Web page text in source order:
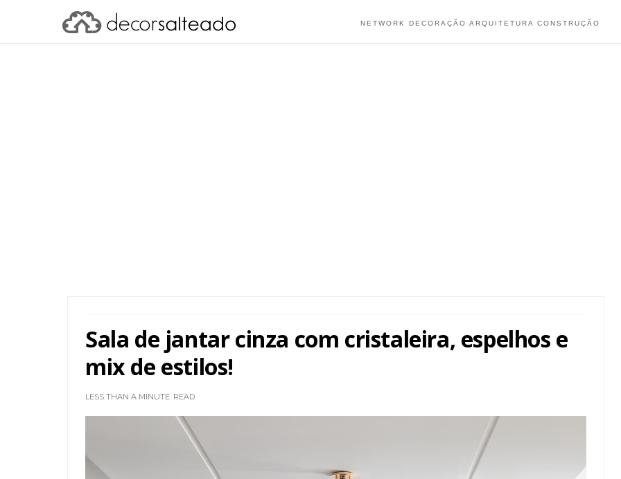
NETWORK DECORAÇÃO ARQUITETURA CONSTRUÇÃO
Sala de jantar cinza com cristaleira, espelhos e
mix de estilos!
LESS THAN A MINUTE READ